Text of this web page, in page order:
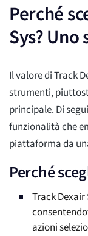
Perché
Sys?
Il valore di Track
strumenti,
principale. Di
funzionalità che
piattaforma da
Perché
Track
azioni